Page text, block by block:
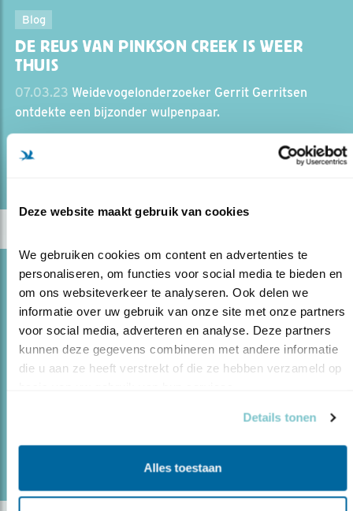
Deze website maakt gebruik van cookies
We gebruiken cookies om content en advertenties te
personaliseren, om functies voor social media te bieden en
om ons websiteverkeer te analyseren. Ook delen we
informatie over uw gebruik van onze site met onze partners
voor social media, adverteren en analyse. Deze partners
kunnen deze gegevens combineren met andere informatie
die u aan ze heeft verstrekt of die ze hebben verzameld op
Details tonen
Alles toestaan
Blog
DE REUS VAN PINKSON CREEK IS WEER
THUIS
07.03.23 Weidevogelonderzoeker Gerrit Gerritsen
ontdekte een bijzonder wulpenpaar.
Blog
VOGELEN IN DE VOETSPOREN VAN
DARWIN EN H..
18.08.22Fietsend door Zuid-Amerika ziet vogelaar
Koen de Geus darwinvinken en andere bijzondere
lees meer